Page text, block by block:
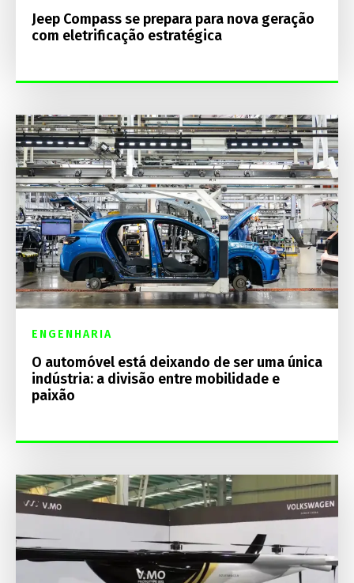
Jeep Compass se prepara para nova geração
com eletrificação estratégica
ENGENHARIA
O automóvel está deixando de ser uma única
indústria: a divisão entre mobilidade e
paixão